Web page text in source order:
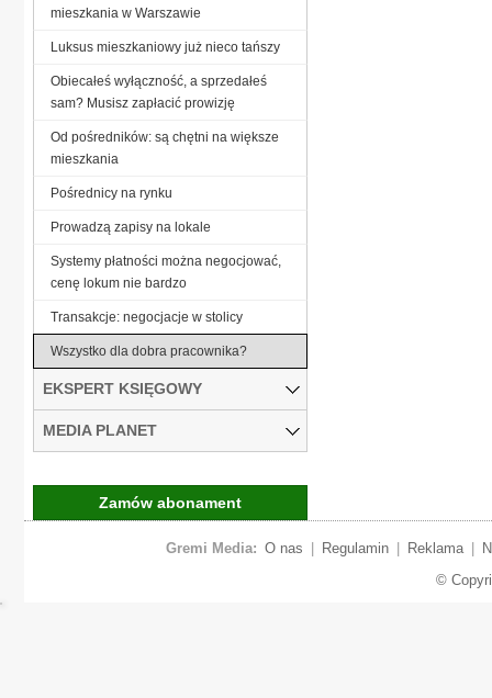
mieszkania w Warszawie
Luksus mieszkaniowy już nieco tańszy
Obiecałeś wyłączność, a sprzedałeś
sam? Musisz zapłacić prowizję
Od pośredników: są chętni na większe
mieszkania
Pośrednicy na rynku
Prowadzą zapisy na lokale
Systemy płatności można negocjować,
cenę lokum nie bardzo
Transakcje: negocjacje w stolicy
Wszystko dla dobra pracownika?
EKSPERT KSIĘGOWY
MEDIA PLANET
Zamów abonament
Gremi Media: O nas Regulamin Reklama
©